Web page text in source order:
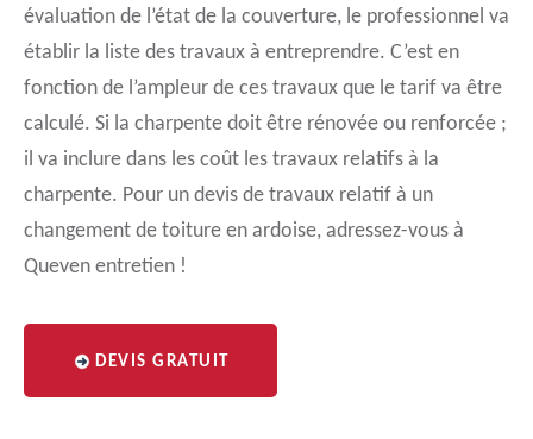
évaluation de l’état de la couverture, le professionnel va
établir la liste des travaux à entreprendre. C’est en
fonction de l’ampleur de ces travaux que le tarif va être
calculé. Si la charpente doit être rénovée ou renforcée ;
il va inclure dans les coût les travaux relatifs à la
charpente. Pour un devis de travaux relatif à un
changement de toiture en ardoise, adressez-vous à
Queven entretien !
DEVIS GRATUIT